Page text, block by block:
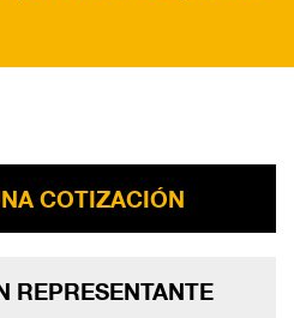
COTIZACIÓN
REPRESENTANTE